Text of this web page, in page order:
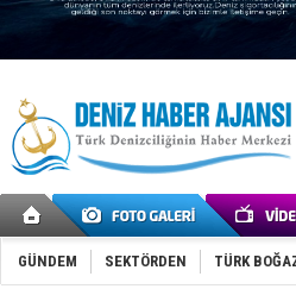
GÜNDEM SEKTÖRDEN TÜRK